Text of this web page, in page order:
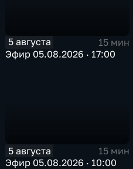
5 августа
15 мин
Эфир 05.08.2026 · 17:00
5 августа
15 мин
Эфир 05.08.2026 · 10:00